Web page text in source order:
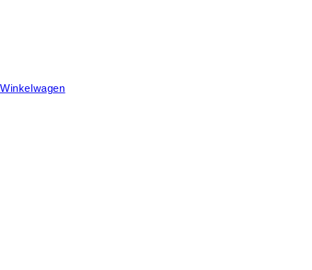
Winkelwagen